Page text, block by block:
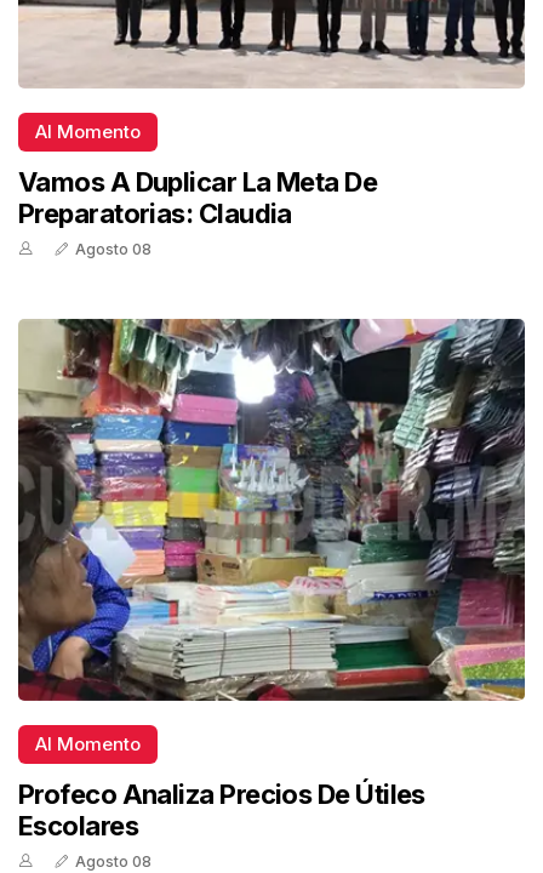
Al Momento
Vamos A Duplicar La Meta De
Preparatorias: Claudia
Agosto 08
Al Momento
Profeco Analiza Precios De Útiles
Escolares
Agosto 08